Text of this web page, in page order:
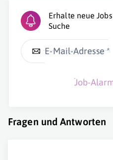
Erhalte neue
Suche
E-Mail-Adresse *
Job-
Fragen und Antworten